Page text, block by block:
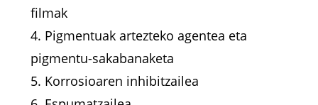
filmak
4. Pigmentuak artezteko agentea eta
pigmentu-sakabanaketa
5. Korrosioaren inhibitzailea